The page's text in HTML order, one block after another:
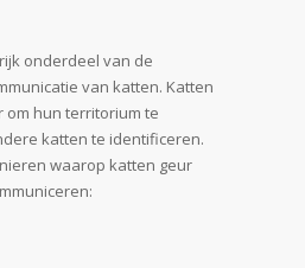
onderdeel van de
van katten. Katten
om hun territorium te
katten te identificeren.
waarop katten geur